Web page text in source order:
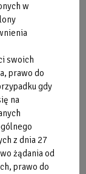
w
swoich
prawo do
gdy
na
z dnia 27
żądania od
prawo do